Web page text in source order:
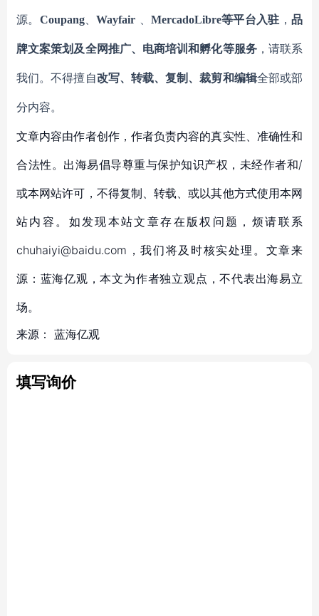
源。 Coupang、Wayfair MercadoLibre等平台入驻 ，品
牌文案策划及全网推广、电商培训和孵化等服务，请联系
我们。不得擅自改写、转载、复制、裁剪和编辑全部或部
分内容。
文章内容由作者创作，作者负责内容的真实性、准确性和
合法性。出海易倡导尊重与保护知识产权，未经作者和/
或本网站许可，不得复制、转载、或以其他方式使用本网
站内容。如发现本站文章存在版权问题，烦请联系
chuhaiyi@baidu.com，我们将及时核实处理。文章来
源：蓝海亿观，本文为作者独立观点，不代表出海易立
场。
来源： 蓝海亿观
填写询价